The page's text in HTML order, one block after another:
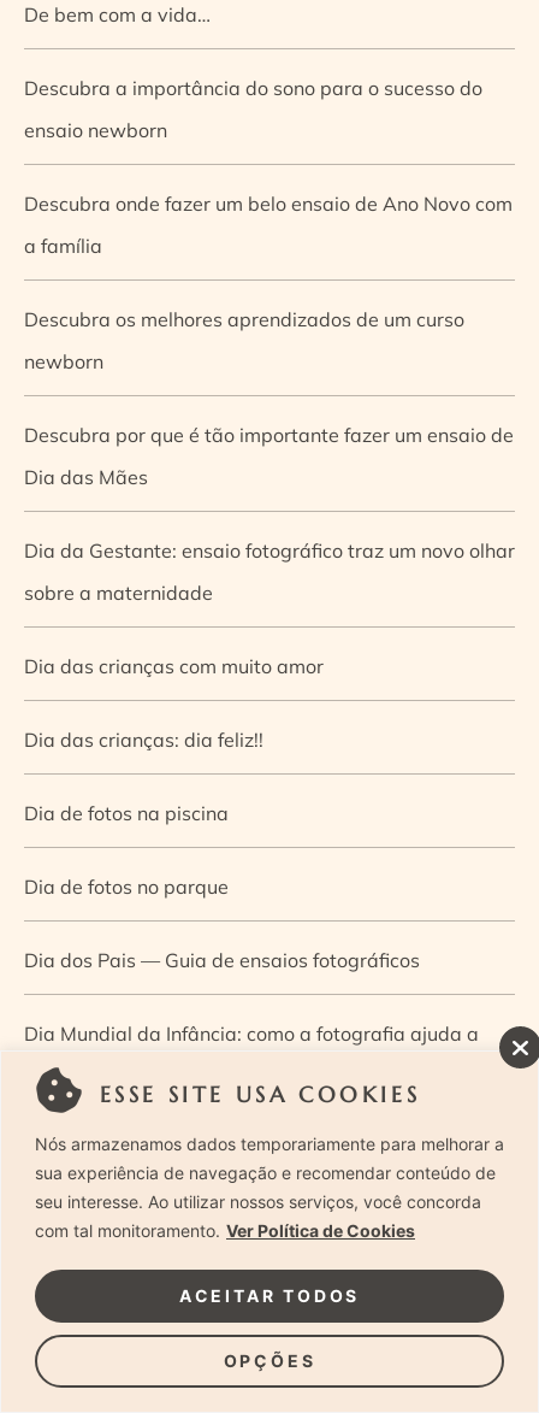
ESSE SITE USA COOKIES
Nós armazenamos dados temporariamente para melhorar a
sua experiência de navegação e recomendar conteúdo de
seu interesse. Ao utilizar nossos serviços, você concorda
com tal monitoramento. Ver Política de Cookies
OPÇÕES
ACEITAR TODOS
De bem com a vida…
Descubra a importância do sono para o sucesso do
ensaio newborn
Descubra onde fazer um belo ensaio de Ano Novo com
a família
Descubra os melhores aprendizados de um curso
newborn
Descubra por que é tão importante fazer um ensaio de
Dia das Mães
Dia da Gestante: ensaio fotográfico traz um novo olhar
sobre a maternidade
Dia das crianças com muito amor
Dia das crianças: dia feliz!!
Dia de fotos na piscina
Dia de fotos no parque
Dia dos Pais — Guia de ensaios fotográficos
Dia Mundial da Infância: como a fotografia ajuda a
construir a memória e a identidade da criança
Diário de uma grávida e sua pequena
Dica de especialista: como otimizar o fluxo de trabalho
no ensaio newborn?
Dica de especialista: qual o melhor guia de poses para
fotografia newborn?